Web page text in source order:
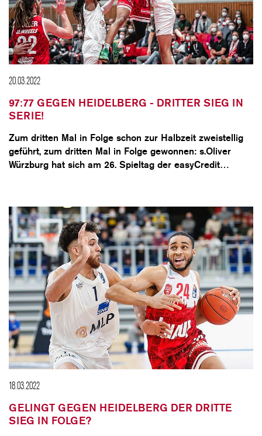
20.03.2022
97:77 GEGEN HEIDELBERG - DRITTER SIEG IN
SERIE!
Zum dritten Mal in Folge schon zur Halbzeit zweistellig
geführt, zum dritten Mal in Folge gewonnen: s.Oliver
Würzburg hat sich am 26. Spieltag der easyCredit…
18.03.2022
GELINGT GEGEN HEIDELBERG DER DRITTE
SIEG IN FOLGE?